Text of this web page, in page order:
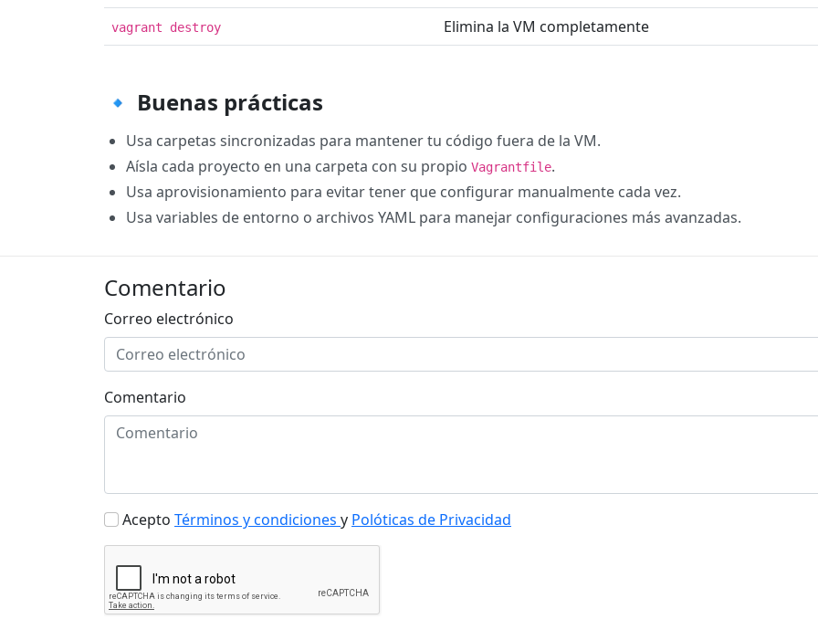
vagrant destroy Elimina la VM completamente
🔹 Buenas prácticas
Usa carpetas sincronizadas para mantener tu código fuera de la VM.
Aísla cada proyecto en una carpeta con su propio Vagrantfile.
Usa aprovisionamiento para evitar tener que configurar manualmente cada vez.
Usa variables de entorno o archivos YAML para manejar configuraciones más avanzadas.
Comentario
Correo electrónico
Comentario
Acepto Términos y condiciones y Polóticas de Privacidad